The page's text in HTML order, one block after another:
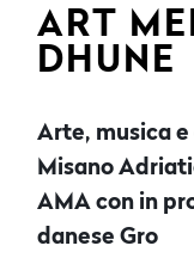
ART
DHUNE
Arte, musica
Misano
AMA con in
danese Gro